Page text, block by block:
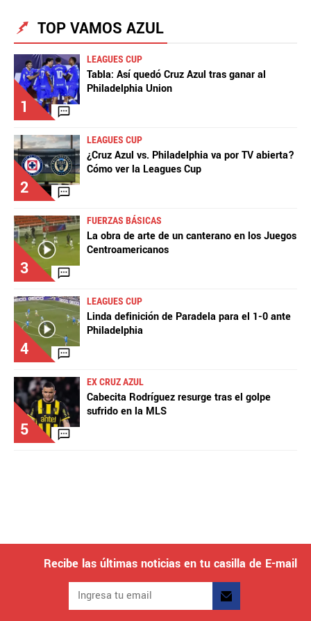
TOP VAMOS AZUL
1
LEAGUES CUP
Tabla: Así quedó Cruz Azul tras ganar al
Philadelphia Union
2
LEAGUES CUP
¿Cruz Azul vs. Philadelphia va por TV abierta?
Cómo ver la Leagues Cup
3
FUERZAS BÁSICAS
La obra de arte de un canterano en los Juegos
Centroamericanos
4
LEAGUES CUP
Linda definición de Paradela para el 1-0 ante
Philadelphia
5
EX CRUZ AZUL
Cabecita Rodríguez resurge tras el golpe
sufrido en la MLS
Recibe las últimas noticias en tu casilla de E-mail